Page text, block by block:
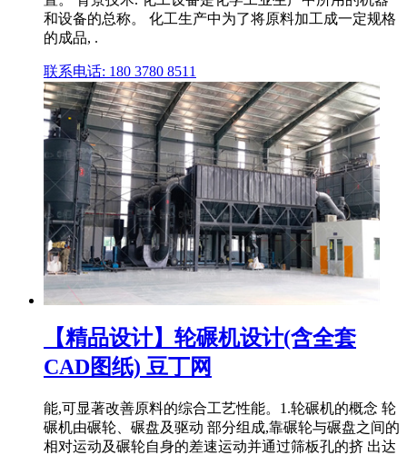
和设备的总称。 化工生产中为了将原料加工成一定规格
的成品, .
联系电话: 180 3780 8511
【精品设计】轮碾机设计(含全套
CAD图纸) 豆丁网
能,可显著改善原料的综合工艺性能。1.轮碾机的概念 轮
碾机由碾轮、碾盘及驱动 部分组成,靠碾轮与碾盘之间的
相对运动及碾轮自身的差速运动并通过筛板孔的挤 出达